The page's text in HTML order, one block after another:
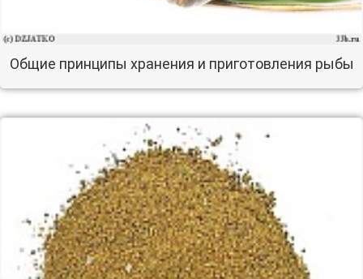
Общие принципы хранения и приготовления рыбы